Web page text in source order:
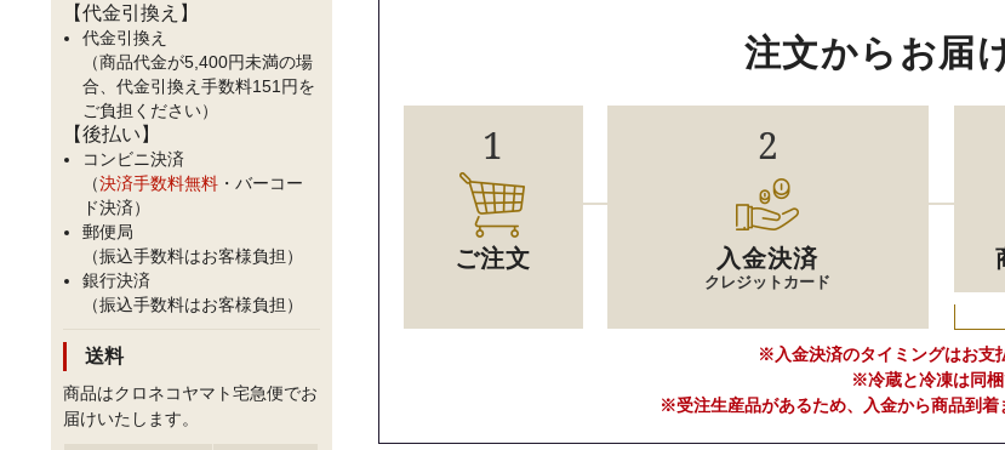
注文からお届
1
ご注文
2
入金決済
クレジットカード
※入金決済のタイミングはお支
※冷蔵と冷凍は同梱
※受注生産品があるため、入金から商品到着
【代金引換え】
代金引換え
（商品代金が5,400円未満の場
合、代金引換え手数料151円を
ご負担ください）
【後払い】
コンビニ決済
（決済手数料無料 ・バーコー
ド決済）
郵便局
（振込手数料はお客様負担）
銀行決済
（振込手数料はお客様負担）
送料
商品はクロネコヤマト宅急便でお
届けいたします。